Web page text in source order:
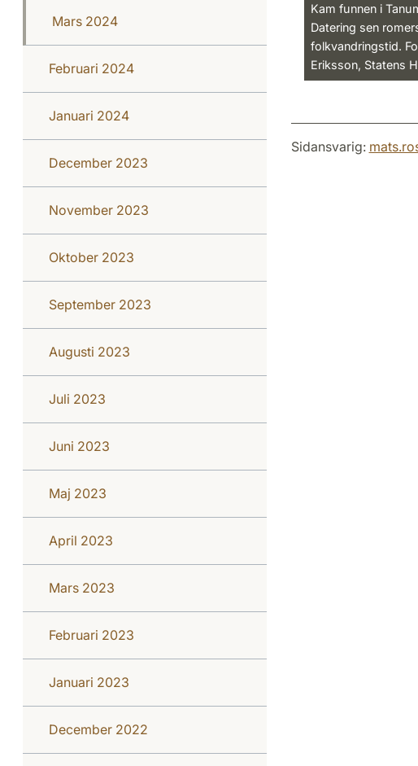
Mars 2024
Februari 2024
Januari 2024
December 2023
November 2023
Oktober 2023
September 2023
Augusti 2023
Juli 2023
Juni 2023
Maj 2023
April 2023
Mars 2023
Februari 2023
Januari 2023
December 2022
Kam funnen i
Datering sen
folkvandringstid.
Eriksson, Statens
Sidansvarig: